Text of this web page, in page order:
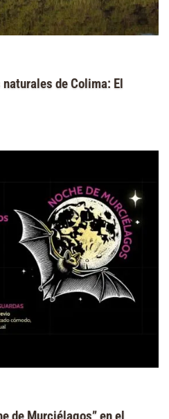
de Colima: El